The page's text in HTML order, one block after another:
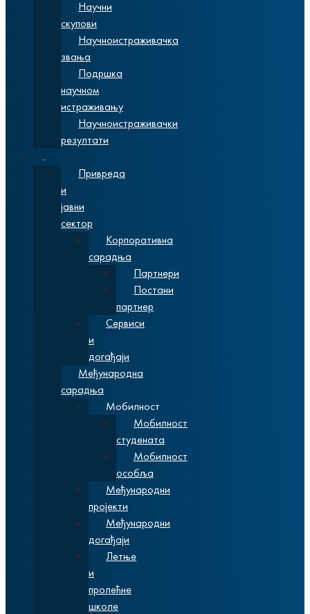
Научни
скупови
Научноистраживачка
звања
Подршка
научном
истраживању
Научноистраживачки
резултати
Привреда
и
јавни
сектор
Корпоративна
сарадња
Партнери
Постани
партнер
Сервиси
и
догађаји
Међународна
сарадња
Мобилност
Мобилност
студената
Мобилност
особља
Међународни
пројекти
Међународни
догађаји
Летње
и
пролећне
школе